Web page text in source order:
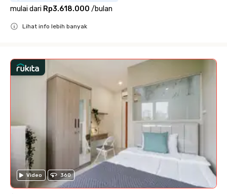
mulai dari Rp3.618.000 /bulan
Lihat info lebih banyak
Video 360